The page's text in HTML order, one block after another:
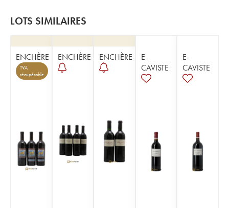
LOTS SIMILAIRES
ENCHÈRE
TVA
récupérable
ENCHÈRE ENCHÈRE
E-
CAVISTE
E-
CAVISTE